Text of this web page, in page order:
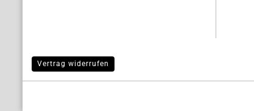
Vertrag widerrufen